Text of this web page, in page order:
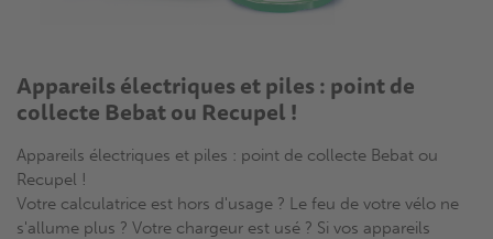
Appareils électriques et piles : point de
collecte Bebat ou Recupel !
Appareils électriques et piles : point de collecte Bebat ou
Recupel !
Votre calculatrice est hors d'usage ? Le feu de votre vélo ne
s'allume plus ? Votre chargeur est usé ? Si vos appareils